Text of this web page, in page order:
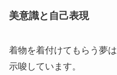
美意識と自己表現
着物を着付けてもらう夢
示唆しています。